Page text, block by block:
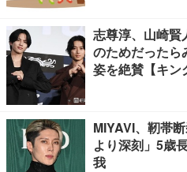
志尊淳、山崎賢
のためだったら
姿を絶賛【キン
MIYAVI、靭帯
より深刻」5歳
我